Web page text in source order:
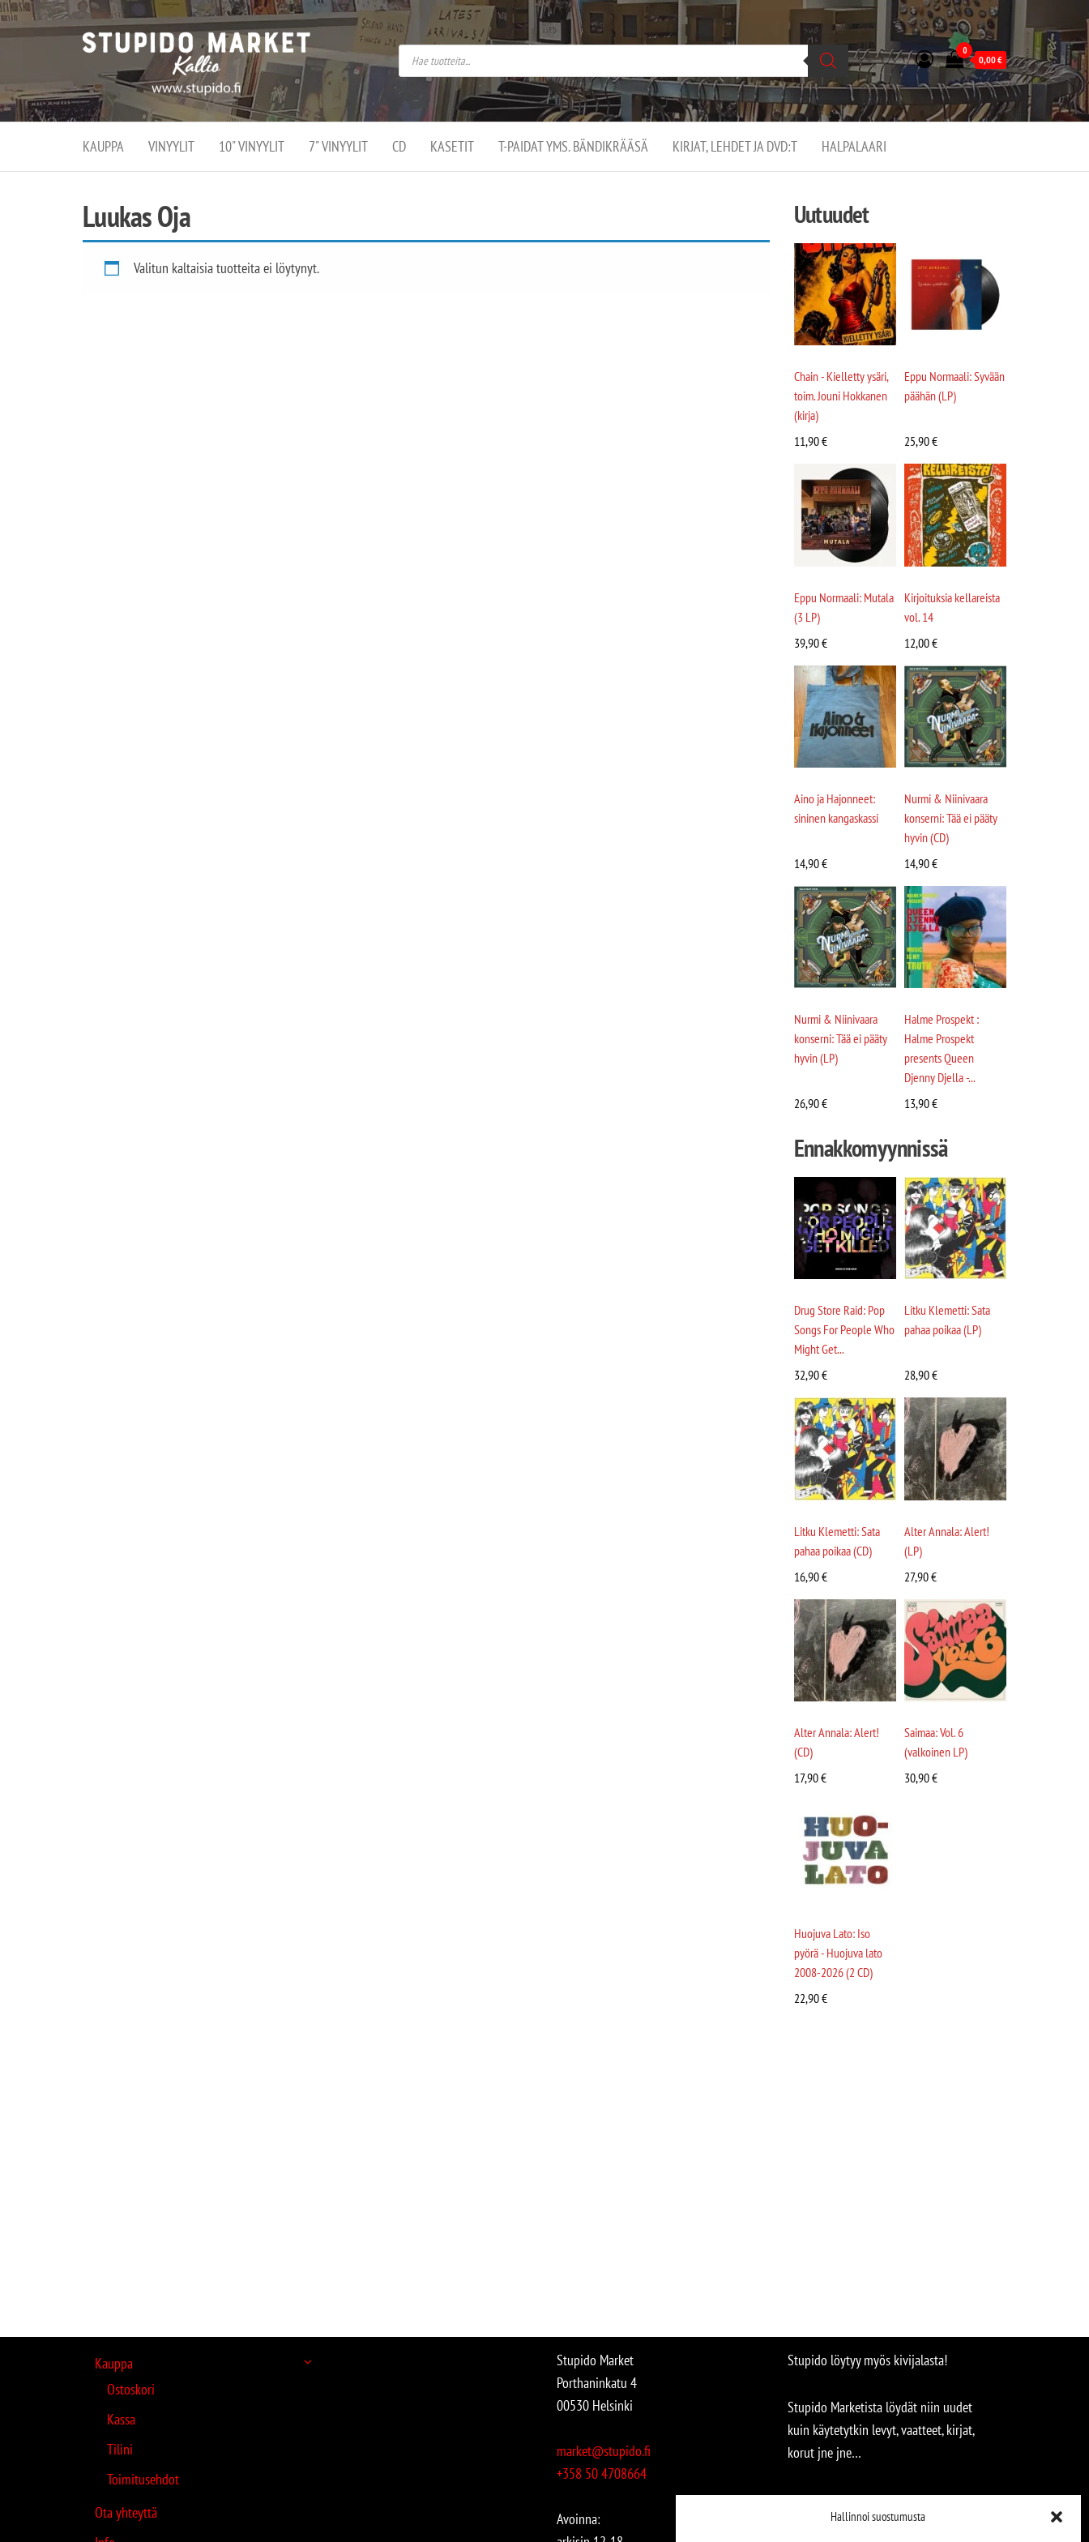
Hallinnoi suostumusta
Stupido
Market –
verkossa
ja
kivijalassa
Stupido Market on
vaihtoehtomusaan
erikoistunut
verkko- sekä
kivijalkakauppa
Helsingissä
Kallion
0
0,00€
KAUPPA VINYYLIT 10" VINYYLIT 7" VINYYLIT CD KASETIT T-PAIDAT YMS. BÄNDIKRÄÄSÄ KIRJAT, LEHDET JA DVD:T HALPALAARI
Luukas Oja
Valitun kaltaisia tuotteita ei löytynyt.
Uutuudet
Chain - Kielletty ysäri,
toim. Jouni Hokkanen
(kirja)
11,90€
Eppu Normaali: Syvään
päähän (LP)
25,90€
Eppu Normaali: Mutala
(3 LP)
39,90€
Kirjoituksia kellareista
vol. 14
12,00€
Aino ja Hajonneet:
sininen kangaskassi
14,90€
Nurmi & Niinivaara
konserni: Tää ei pääty
hyvin (CD)
14,90€
Nurmi & Niinivaara
konserni: Tää ei pääty
hyvin (LP)
26,90€
Halme Prospekt :
Halme Prospekt
presents Queen
Djenny Djella -...
13,90€
Ennakkomyynnissä
Drug Store Raid: Pop
Songs For People Who
Might Get...
32,90€
Litku Klemetti: Sata
pahaa poikaa (LP)
28,90€
Litku Klemetti: Sata
pahaa poikaa (CD)
16,90€
Alter Annala: Alert!
(LP)
27,90€
Alter Annala: Alert!
(CD)
17,90€
Saimaa: Vol. 6
(valkoinen LP)
30,90€
Huojuva Lato: Iso
pyörä - Huojuva lato
2008-2026 (2 CD)
22,90€
Kauppa
Ostoskori
Kassa
Tilini
Toimitusehdot
Ota yhteyttä
Stupido Market
Porthaninkatu 4
00530 Helsinki
market@stupido.fi
+358 50 4708664
Avoinna:
Stupido löytyy myös kivijalasta!
Stupido Marketista löydät niin uudet
kuin käytetytkin levyt, vaatteet, kirjat,
korut jne jne…